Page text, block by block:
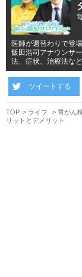
医師が週替わりで登場
飯田浩司アナウンサ
法、症状、治療法な
ツイートする
TOP ライフ
胃がん
リットとデメリット